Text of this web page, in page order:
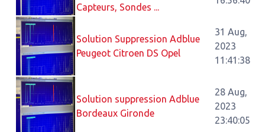
Capteurs, Sondes ...
Solution Suppression Adblue
Peugeot Citroen DS Opel
31 Aug,
2023
11:41:38
Solution suppression Adblue
Bordeaux Gironde
28 Aug,
2023
23:40:05